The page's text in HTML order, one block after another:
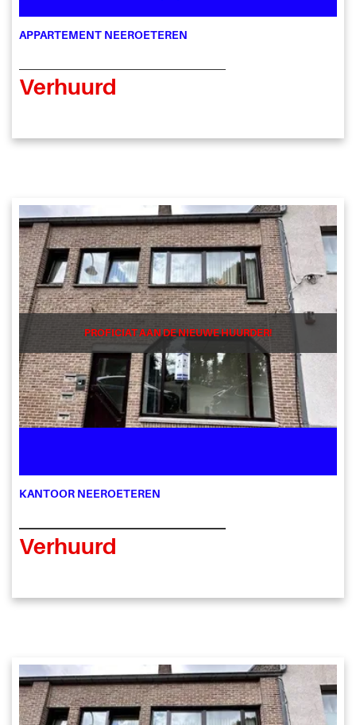
APPARTEMENT NEEROETEREN
Verhuurd
PROFICIAT AAN DE NIEUWE HUURDER!
KANTOOR NEEROETEREN
Verhuurd